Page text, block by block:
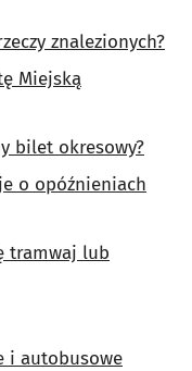
znalezionych?
Miejską
bilet okresowy?
o opóźnieniach
tramwaj lub
i autobusowe